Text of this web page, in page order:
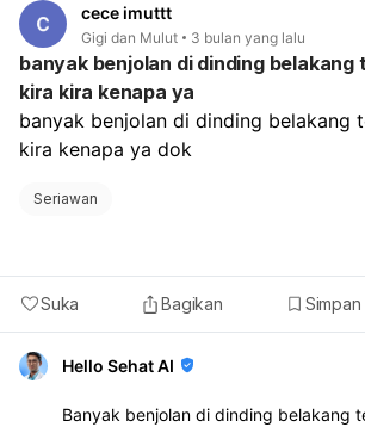
cece imuttt
Gigi dan Mulut 3 bulan yang lalu
banyak benjolan di dinding belakang
kira kira kenapa ya
banyak benjolan di dinding belakang
kira kenapa ya dok
Seriawan
Suka Bagikan Simpan
Hello Sehat AI
Banyak benjolan di dinding belakang